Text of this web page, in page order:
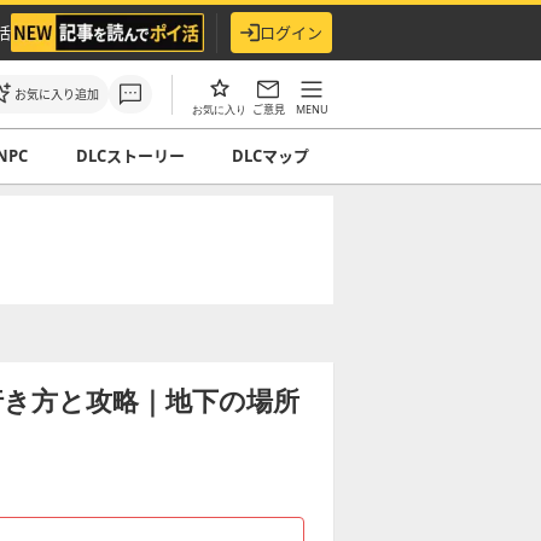
ログイン
お気に入り追加
お気に入り ご意見 MENU
DLCストーリー DLCマップ
方と攻略｜地下の場所